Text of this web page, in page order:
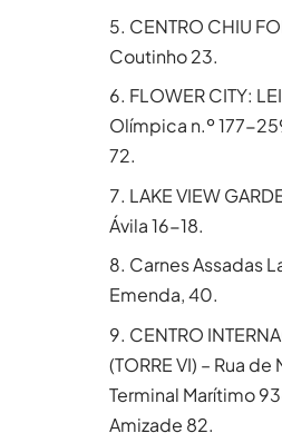
CENTRO CHIU
Coutinho 23.
FLOWER CITY:
Olímpica n.º 177-
72.
LAKE VIEW
Ávila 16-18.
Carnes Assadas
Emenda, 40.
CENTRO
(TORRE VI) – Rua
Terminal Marítimo
Amizade 82.